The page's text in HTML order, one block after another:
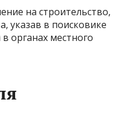
на строительство,
указав в поисковике
органах местного